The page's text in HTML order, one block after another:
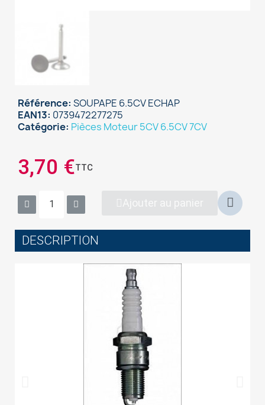
Référence SOUPAPE 6.5CV ECHAP
EAN13 0739472277275
Catégorie Pièces Moteur 5CV 6.5CV 7CV
3,70 €TTC
Ajouter au panier
DESCRIPTION
You need to be logged in to save products in your
Cancel